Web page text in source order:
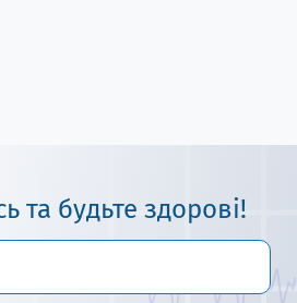
та будьте здорові!